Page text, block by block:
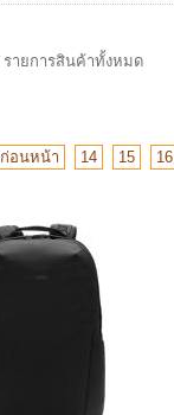
รายการสินค้าทั้งหมด
ก่อนหน้า 14 15 16